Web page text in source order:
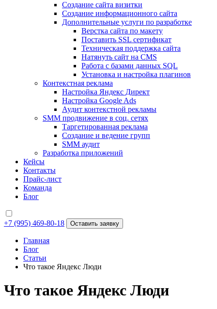
Создание сайта визитки
Создание информационного сайта
Дополнительные услуги по разработке
Верстка сайта по макету
Поставить SSL сертификат
Техническая поддержка сайта
Натянуть сайт на CMS
Работа с базами данных SQL
Установка и настройка плагинов
Контекстная реклама
Настройка Яндекс Директ
Настройка Google Ads
Аудит контекстной рекламы
SMM продвижение в соц. сетях
Таргетированная реклама
Создание и ведение групп
SMM аудит
Разработка приложений
Кейсы
Контакты
Прайс-лист
Команда
Блог
+7 (995) 469-80-18 Оставить заявку
Главная
Блог
Статьи
Что такое Яндекс Люди
Что такое Яндекс Люди